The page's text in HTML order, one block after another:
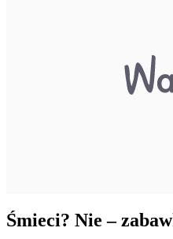
Śmieci? Nie –